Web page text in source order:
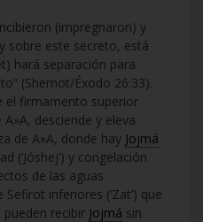
(impregnaron) y
sobre este secreto, está
hará separación para
(Shemot/Éxodo 26:33).
el firmamento superior
A»A, desciende y eleva
de A»A, donde hay Jojmá
(‘Jóshej’) y congelación
de las aguas
inferiores (‘Zat’) que
recibir Jojmá sin